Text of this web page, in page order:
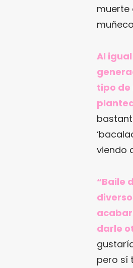
muerte
Al
tipo de
viendo
“Baile
darle
pero sí